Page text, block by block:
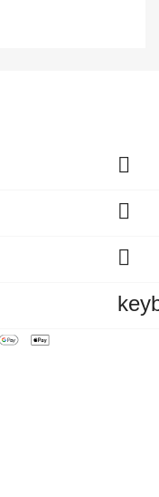


